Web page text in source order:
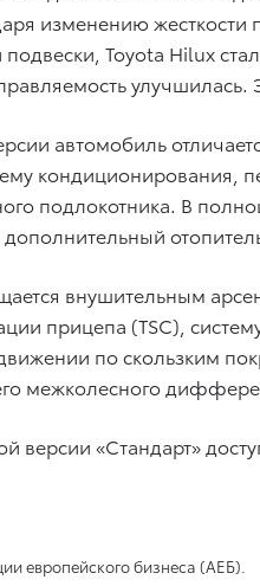
изменению
Toyota Hilux
автомобиль
кондиционирования,
подлокотника. В
внушительным
прицепа (TSC),
по скользким
межколесного
версии «Стандарт»
европейского бизнеса (АЕБ).